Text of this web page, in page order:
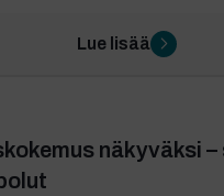
Lue lisää
näkyväksi